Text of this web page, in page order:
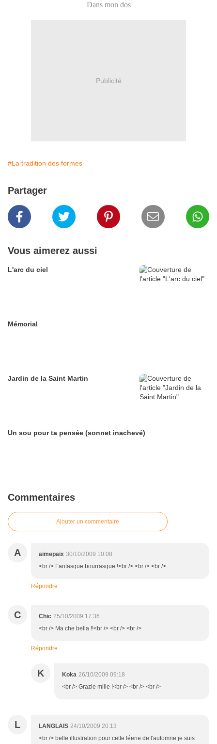
Dans mon dos
Publicité
#La tradition des formes
Partager
Vous aimerez aussi
L'arc du ciel
Mémorial
Jardin de la Saint Martin
Un sou pour ta pensée (sonnet inachevé)
Commentaires
Ajouter un commentaire
A aimepaix 30/10/2009 10:08
<br /> Fantasque bourrasque !<br /> <br /> <br />
Répondre
C Chic 25/10/2009 17:36
<br /> Ma che bella !!<br /> <br /> <br />
Répondre
K Koka 26/10/2009 09:18
<br /> Grazie mille !<br /> <br /> <br />
L LANGLAIS 24/10/2009 20:13
<br /> belle illustration pour cette féerie de l'automne je suis